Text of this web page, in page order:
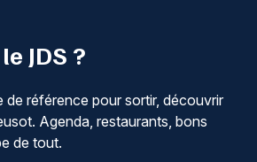
JDS ?
de référence pour sortir, découvrir
Agenda, restaurants, bons
de tout.